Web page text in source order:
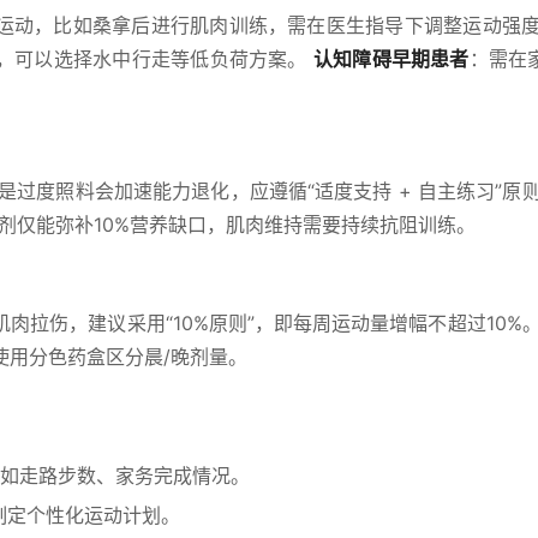
动，比如桑拿后进行肌肉训练，需在医生指导下调整运动强
可以选择水中行走等低负荷方案。 认知障碍早期患者 ：需在
过度照料会加速能力退化，应遵循“适度支持 + 自主练习”原
仅能弥补10%营养缺口，肌肉维持需要持续抗阻训练。
拉伤，建议采用“10%原则”，即每周运动量增幅不超过10%
分色药盒区分晨/晚剂量。
走路步数、家务完成情况。
个性化运动计划。